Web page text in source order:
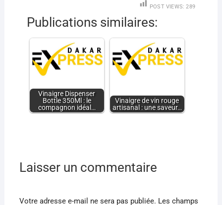
POST VIEWS: 289
Publications similaires:
Vinaigre Dispenser
Bottle 350Ml : le
compagnon idéal…
Vinaigre de vin rouge
artisanal : une saveur…
Laisser un commentaire
Votre adresse e-mail ne sera pas publiée. Les champs